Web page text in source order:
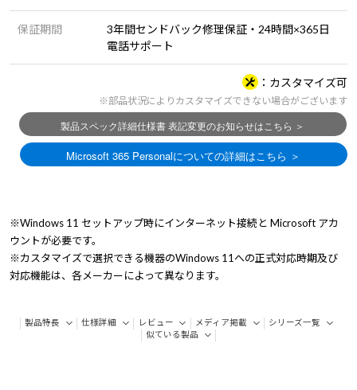
保証期間
3年間センドバック修理保証・24時間×365日
電話サポート
カスタマイズ可
※部品状況によりカスタマイズできない場合がございます
※Windows 11 セットアップ時にインターネット接続と Microsoft アカ
ウントが必要です。
※カスタマイズで選択できる機器のWindows 11への正式対応時期及び
対応機能は、各メーカーによって異なります。
製品特長 仕様詳細 レビュー メディア掲載
シリーズ一覧
似ている製品